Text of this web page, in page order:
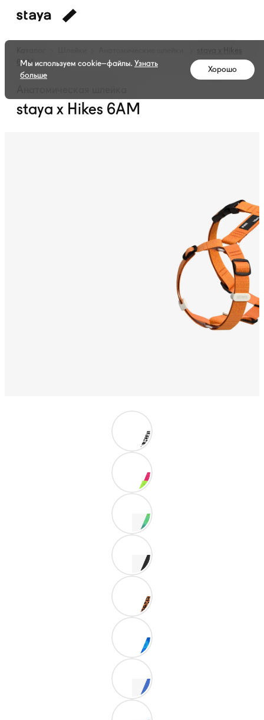
6AM
staya x Hikes 6AM
Мы используем cookie–файлы. Узнать
больше
Хорошо